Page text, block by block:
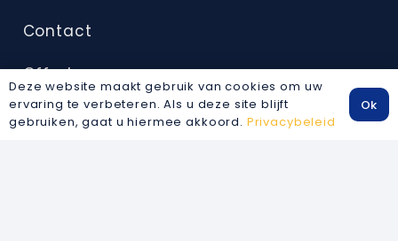
Contact
Offerte aanvragen
Deze website maakt gebruik van cookies om uw
ervaring te verbeteren. Als u deze site blijft
gebruiken, gaat u hiermee akkoord. Privacybeleid
Ok